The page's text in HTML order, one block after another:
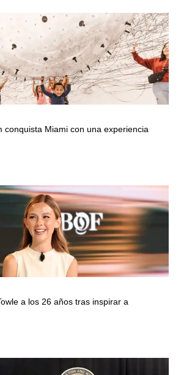
conquista Miami con una experiencia
a los 26 años tras inspirar a